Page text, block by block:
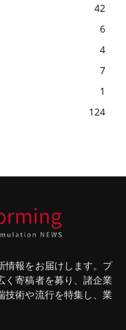
42
6
4
7
1
124
情報をお届けします。プ
く寄稿者を募り、諸企業
技術や流行を特集し、業